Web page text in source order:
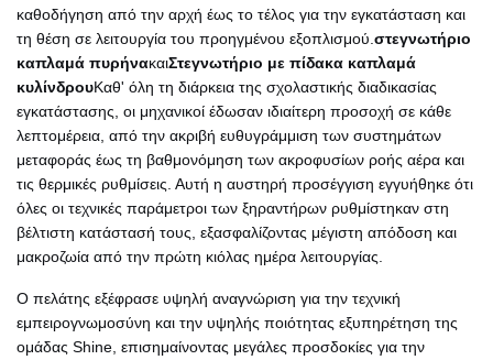
καθοδήγηση από την αρχή έως το τέλος για την εγκατάσταση και
τη θέση σε λειτουργία του προηγμένου εξοπλισμού. στεγνωτήριο
καπλαμά πυρήνακαιΣτεγνωτήριο με πίδακα καπλαμά
κυλίνδρουΚαθ' όλη τη διάρκεια της σχολαστικής διαδικασίας
εγκατάστασης, οι μηχανικοί έδωσαν ιδιαίτερη προσοχή σε κάθε
λεπτομέρεια, από την ακριβή ευθυγράμμιση των συστημάτων
μεταφοράς έως τη βαθμονόμηση των ακροφυσίων ροής αέρα και
τις θερμικές ρυθμίσεις. Αυτή η αυστηρή προσέγγιση εγγυήθηκε ότι
όλες οι τεχνικές παράμετροι των ξηραντήρων ρυθμίστηκαν στη
βέλτιστη κατάστασή τους, εξασφαλίζοντας μέγιστη απόδοση και
μακροζωία από την πρώτη κιόλας ημέρα λειτουργίας.
Ο πελάτης εξέφρασε υψηλή αναγνώριση για την τεχνική
εμπειρογνωμοσύνη και την υψηλής ποιότητας εξυπηρέτηση της
ομάδας Shine, επισημαίνοντας μεγάλες προσδοκίες για την